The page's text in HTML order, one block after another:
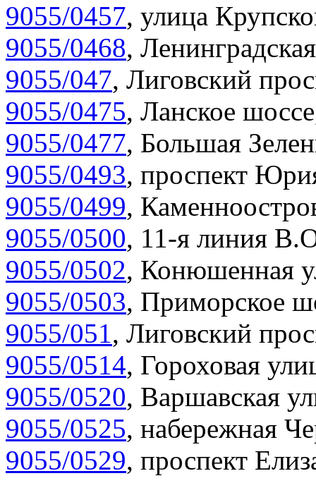
9055/0457, улица
9055/0468,
9055/047, Лиговский
9055/0475, Ланское
9055/0477, Большая
9055/0493, проспект
9055/0499,
9055/0500, 11-я линия
9055/0502, Конюшенная
9055/0503, Приморское
9055/051, Лиговский
9055/0514, Гороховая
9055/0520, Варшавская
9055/0525, набережная
9055/0529, проспект